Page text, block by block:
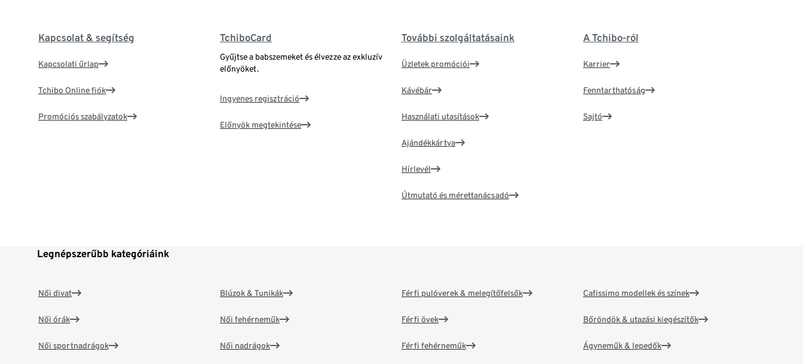
Kapcsolat & segítség
Kapcsolati űrlap
Tchibo Online fiók
Promóciós szabályzatok
TchiboCard
Gyűjtse a babszemeket és élvezze az exkluzív
előnyöket.
Ingyenes regisztráció
Előnyök megtekintése
További szolgáltatásaink
Üzletek promóciói
Kávébár
Használati utasítások
Ajándékkártya
Hírlevél
Útmutató és mérettanácsadó
A Tchibo-ról
Karrier
Fenntarthatóság
Sajtó
Legnépszerűbb kategóriáink
Női divat
Női órák
Női sportnadrágok
Blúzok & Tunikák
Női fehérneműk
Női nadrágok
Férfi pulóverek & melegítőfelsők
Férfi övek
Férfi fehérneműk
Cafissimo modellek és színek
Bőröndök & utazási kiegészítők
Ágyneműk & lepedők